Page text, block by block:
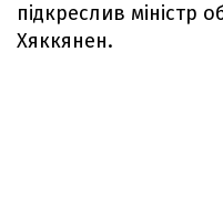
підкреслив міністр
Хяккянен.